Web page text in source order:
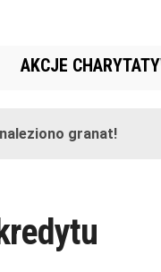
AKCJE
granat!